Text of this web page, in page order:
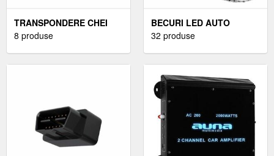
TRANSPONDERE CHEI
AUTO
8 produse
BECURI LED AUTO
9005/9006/9012
32 produse